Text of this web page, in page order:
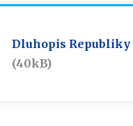
Dluhopis
(40kB)